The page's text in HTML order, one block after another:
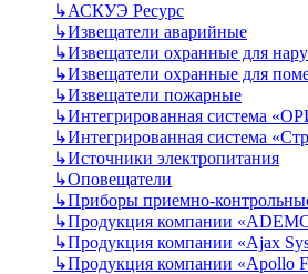
↳АСКУЭ Ресурс
↳Извещатели аварийные
↳Извещатели охранные для
↳Извещатели охранные для
↳Извещатели пожарные
↳Интегрированная система
↳Интегрированная система
↳Источники электропитания
↳Оповещатели
↳Приборы приемно-
↳Продукция компании
↳Продукция компании «Ajax
↳Продукция компании «Apollo